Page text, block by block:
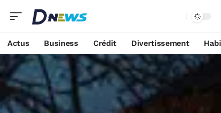
Actus Business Crédit Divertissement